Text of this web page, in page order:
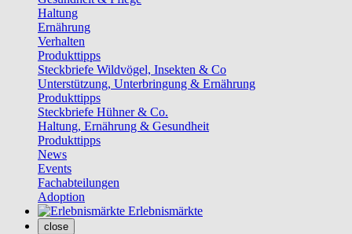
Haltung
Ernährung
Verhalten
Produkttipps
Steckbriefe Wildvögel, Insekten & Co
Unterstützung, Unterbringung & Ernährung
Produkttipps
Steckbriefe Hühner & Co.
Haltung, Ernährung & Gesundheit
Produkttipps
News
Events
Fachabteilungen
Adoption
Erlebnismärkte
close